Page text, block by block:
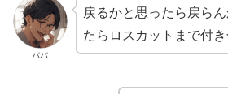
パパ
戻るかと思ったら戻ら
たらロスカットまで付き